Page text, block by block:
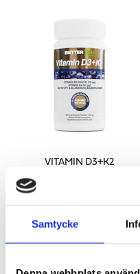
Samtycke
VITAMIN D3+K2
LÄGG I VARUKORGEN